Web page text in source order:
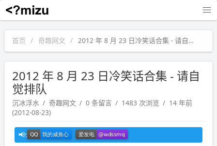
沉冰浮水
首页 奇趣网文 2012 年 8 月 23 日冷笑话合集 - 请自觉排队
2012 年 8 月 23 日冷笑话合集 - 请自
觉排队
沉冰浮水 奇趣网文 0 条留言 1483 次浏览
14 年前
(2012-08-23)